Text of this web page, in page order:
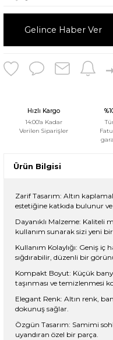
Gelince Haber Ver
Hızlı Kargo
14:00'a Kadar
Verilen Siparişler
Ürün Bilgisi
Zarif Tasarım: Altın
estetiğine katkıda bulunur ve
Dayanıklı Malzeme: Kaliteli
kullanım sunarak sizi yeni bir
Kullanım Kolaylığı: Geniş iç
sığdırabilir, düzenli bir
Kompakt Boyut: Küçük
taşınması ve temizlenmesi
Elegant Renk: Altın renk,
dokunuş sağlar.
Özgün Tasarım: Samimi
uyandıran özel bir parça.